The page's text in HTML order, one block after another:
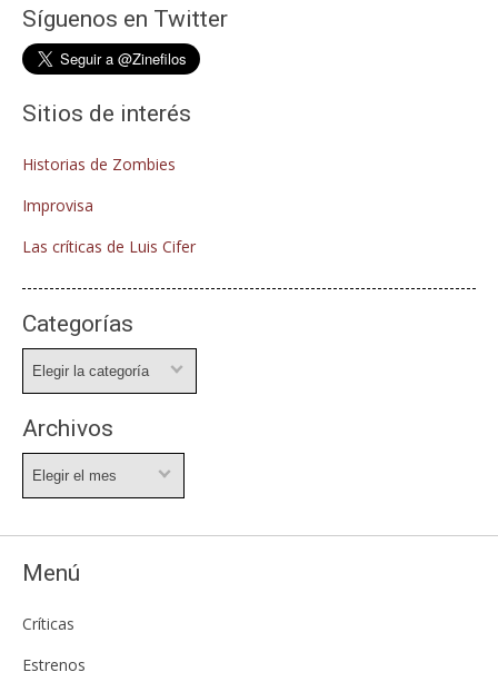
Síguenos en Twitter
Sitios de interés
Historias de Zombies
Improvisa
Las críticas de Luis Cifer
Categorías
Archivos
Menú
Críticas
Estrenos